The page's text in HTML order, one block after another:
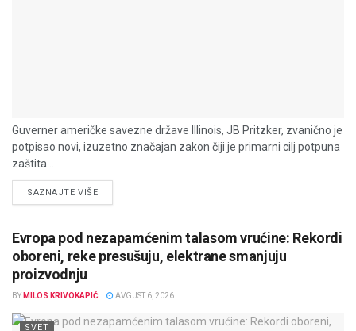
Guverner američke savezne države Illinois, JB Pritzker, zvanično je
potpisao novi, izuzetno značajan zakon čiji je primarni cilj potpuna
zaštita...
SAZNAJTE VIŠEDETAILS
Evropa pod nezapamćenim talasom vrućine: Rekordi
oboreni, reke presušuju, elektrane smanjuju
proizvodnju
BY MILOS KRIVOKAPIĆ AVGUST 6, 2026
SVET